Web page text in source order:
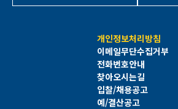
개인정보처리방침
이메일무단수집거부
전화번호안내
찾아오시는길
입찰/채용공고
예/결산공고